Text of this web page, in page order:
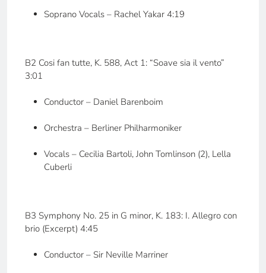
Soprano Vocals – Rachel Yakar 4:19
B2 Cosi fan tutte, K. 588, Act 1: “Soave sia il vento”
3:01
Conductor – Daniel Barenboim
Orchestra – Berliner Philharmoniker
Vocals – Cecilia Bartoli, John Tomlinson (2), Lella
Cuberli
B3 Symphony No. 25 in G minor, K. 183: I. Allegro con
brio (Excerpt) 4:45
Conductor – Sir Neville Marriner